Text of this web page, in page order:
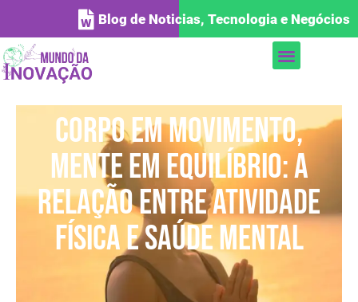
Blog de Noticias, Tecnologia e Negócios
Corpo em movimento,
mente em equilíbrio: a
relação entre atividade
física e saúde mental